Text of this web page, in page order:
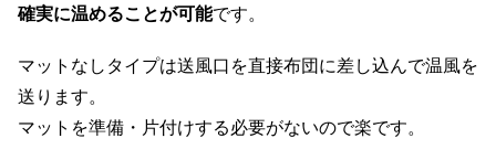
確実に温めることが可能です。
マットなしタイプは送風口を直接布団に差し込んで温風を
送ります。
マットを準備・片付けする必要がないので楽です。